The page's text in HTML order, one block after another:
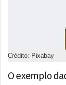
Crédito: Pixabay
O exemplo